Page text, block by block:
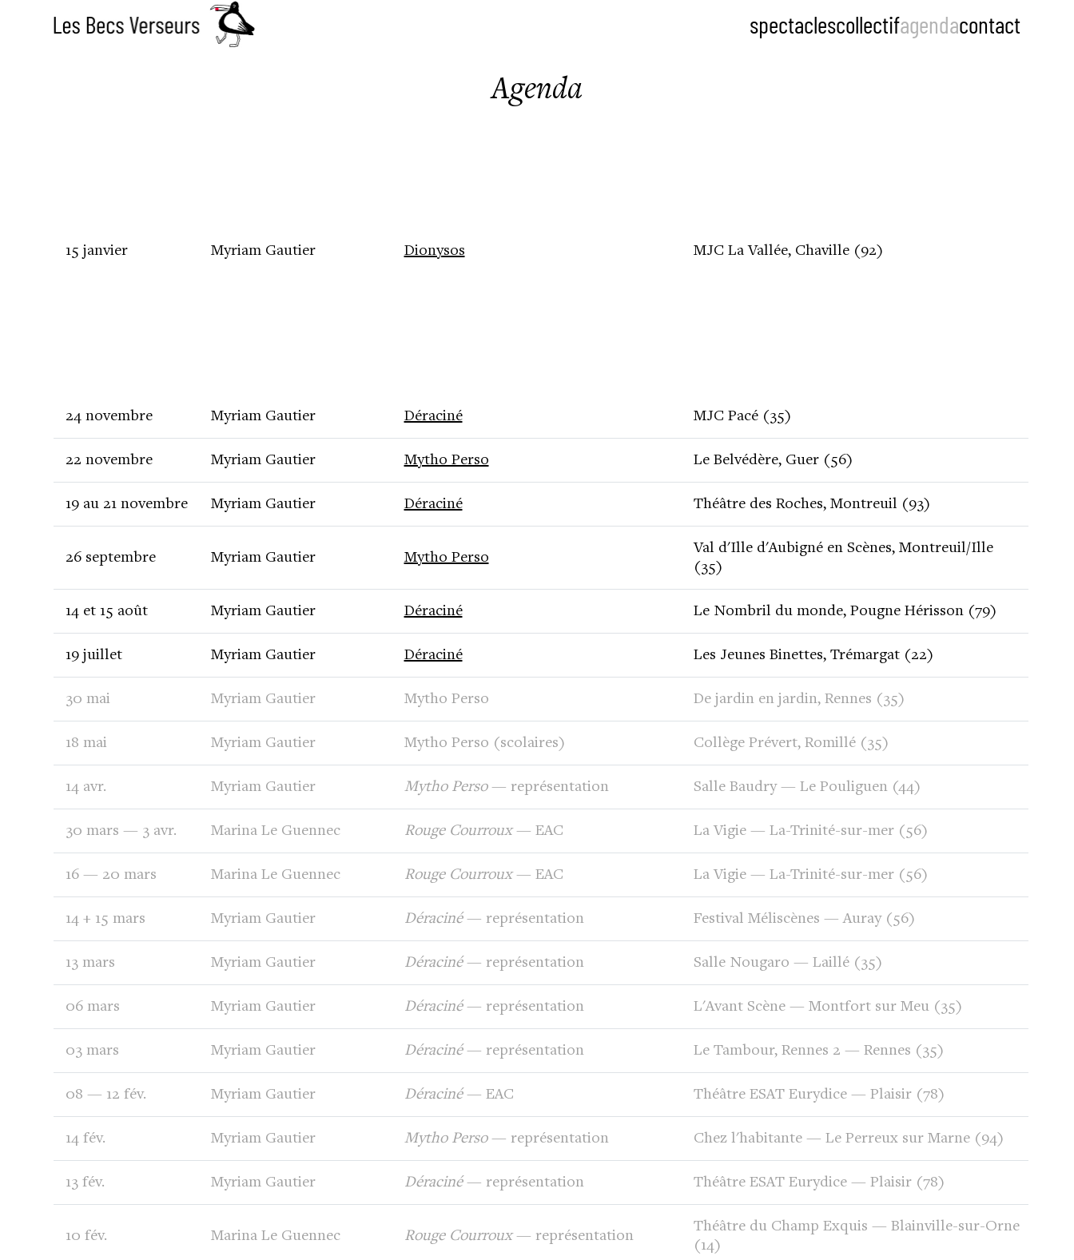
spectaclescollectifagendacontact
Agenda
15 janvier Myriam Gautier Dionysos MJC La Vallée, Chaville (92)
24 novembre Myriam Gautier Déraciné MJC Pacé (35)
22 novembre Myriam Gautier Mytho Perso Le Belvédère, Guer (56)
19 au 21 novembre Myriam Gautier Déraciné Théâtre des Roches, Montreuil (93)
26 septembre Myriam Gautier Mytho Perso
Val d'Ille d'Aubigné en Scènes, Montreuil/Ille
(35)
14 et 15 août Myriam Gautier Déraciné Le Nombril du monde, Pougne Hérisson (79)
19 juillet Myriam Gautier Déraciné Les Jeunes Binettes, Trémargat (22)
30 mai Myriam Gautier Mytho Perso De jardin en jardin, Rennes (35)
18 mai Myriam Gautier Mytho Perso (scolaires) Collège Prévert, Romillé (35)
14 avr. Myriam Gautier Mytho Perso— représentation Salle Baudry — Le Pouliguen (44)
30 mars — 3 avr. Marina Le Guennec Rouge Courroux— EAC La Vigie — La-Trinité-sur-mer (56)
16 — 20 mars Marina Le Guennec Rouge Courroux— EAC La Vigie — La-Trinité-sur-mer (56)
14 + 15 mars Myriam Gautier Déraciné— représentation Festival Méliscènes — Auray (56)
13 mars Myriam Gautier Déraciné— représentation Salle Nougaro — Laillé (35)
06 mars Myriam Gautier Déraciné— représentation L'Avant Scène — Montfort sur Meu (35)
03 mars Myriam Gautier Déraciné— représentation Le Tambour, Rennes 2 — Rennes (35)
08 — 12 fév. Myriam Gautier Déraciné— EAC Théâtre ESAT Eurydice — Plaisir (78)
14 fév. Myriam Gautier Mytho Perso— représentation Chez l'habitante — Le Perreux sur Marne (94)
13 fév. Myriam Gautier Déraciné— représentation Théâtre ESAT Eurydice — Plaisir (78)
10 fév. Marina Le Guennec Rouge Courroux— représentation
Théâtre du Champ Exquis — Blainville-sur-Orne
(14)